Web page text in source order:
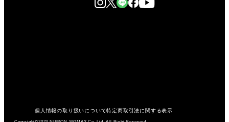
個人情報の取り扱いについて特定商取引法に関する表示